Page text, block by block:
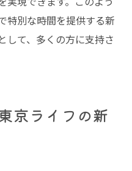
特別な時間を提供する新
して、多くの方に支持さ
京ライフの新